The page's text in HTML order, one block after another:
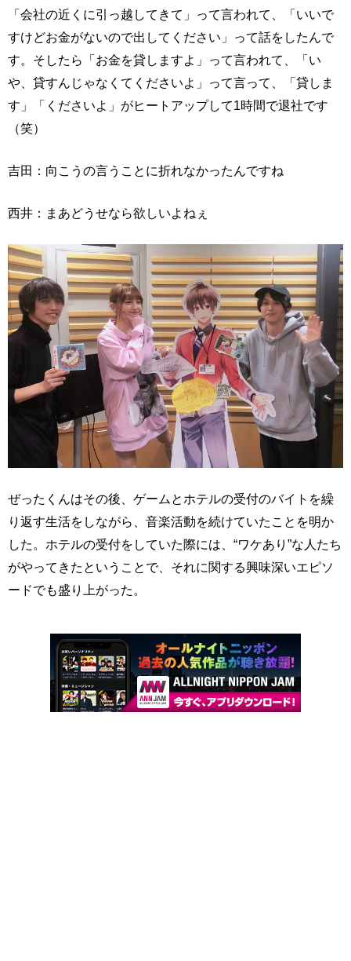
「会社の近くに引っ越してきて」って言われて、「いいで
すけどお金がないので出してください」って話をしたんで
す。そしたら「お金を貸しますよ」って言われて、「い
や、貸すんじゃなくてくださいよ」って言って、「貸しま
す」「くださいよ」がヒートアップして1時間で退社です
（笑）
吉田：向こうの言うことに折れなかったんですね
西井：まあどうせなら欲しいよねぇ
ぜったくんはその後、ゲームとホテルの受付のバイトを繰
り返す生活をしながら、音楽活動を続けていたことを明か
した。ホテルの受付をしていた際には、“ワケあり”な人たち
がやってきたということで、それに関する興味深いエピソ
ードでも盛り上がった。